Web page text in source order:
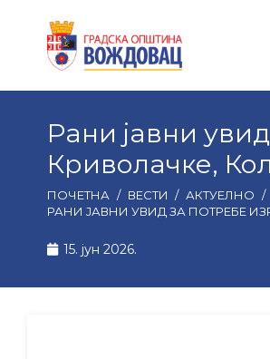
Рани јавни
Криволачке,
ПОЧЕТНА / ВЕСТИ / АКТУЕЛНО /
РАНИ ЈАВНИ УВИД ЗА ПОТРЕБЕ
15. јун 2026.